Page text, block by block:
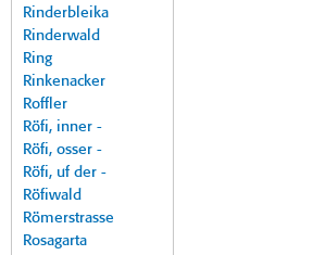
Rinderbleika
Rinderwald
Ring
Rinkenacker
Roffler
Röfi, inner -
Röfi, osser -
Röfi, uf der -
Röfiwald
Römerstrasse
Rosagarta